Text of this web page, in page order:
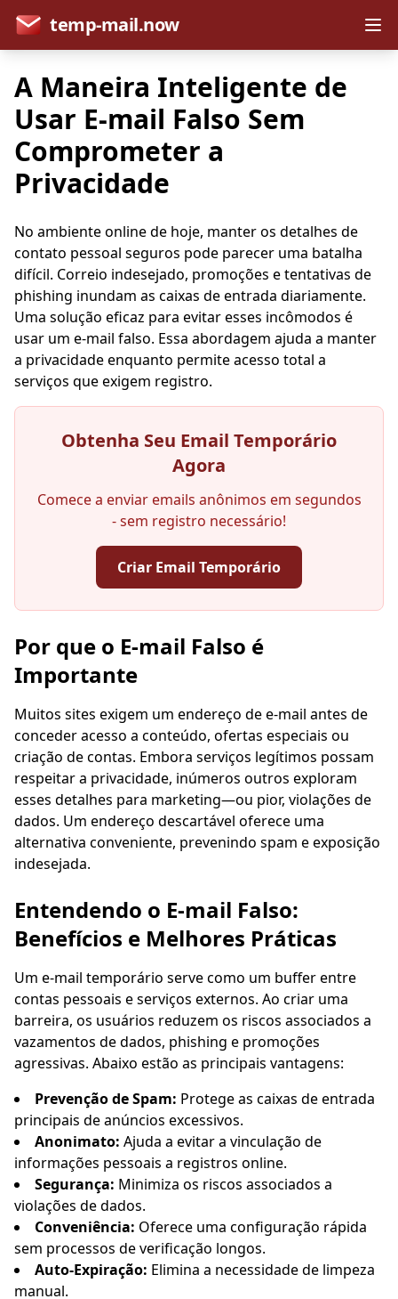
temp-mail.now
A Maneira Inteligente de
Usar E-mail Falso Sem
Comprometer a
Privacidade
No ambiente online de hoje, manter os detalhes de
contato pessoal seguros pode parecer uma batalha
difícil. Correio indesejado, promoções e tentativas de
phishing inundam as caixas de entrada diariamente.
Uma solução eficaz para evitar esses incômodos é
usar um e-mail falso. Essa abordagem ajuda a manter
a privacidade enquanto permite acesso total a
serviços que exigem registro.
Obtenha Seu Email Temporário
Agora
Comece a enviar emails anônimos em segundos
- sem registro necessário!
Criar Email Temporário
Seu endereço de e-mail temporário:
Copiar QR
Próxima atualização em15segundos
Remetente
Aguardando e-mails recebidos...
Atualizar
Por que o E-mail Falso é
Importante
Muitos sites exigem um endereço de e-mail antes de
conceder acesso a conteúdo, ofertas especiais ou
criação de contas. Embora serviços legítimos possam
respeitar a privacidade, inúmeros outros exploram
esses detalhes para marketing—ou pior, violações de
dados. Um endereço descartável oferece uma
alternativa conveniente, prevenindo spam e exposição
indesejada.
Entendendo o E-mail Falso:
Benefícios e Melhores Práticas
Um e-mail temporário serve como um buffer entre
contas pessoais e serviços externos. Ao criar uma
barreira, os usuários reduzem os riscos associados a
vazamentos de dados, phishing e promoções
agressivas. Abaixo estão as principais vantagens:
Prevenção de Spam: Protege as caixas de entrada
principais de anúncios excessivos.
Anonimato: Ajuda a evitar a vinculação de
informações pessoais a registros online.
Segurança: Minimiza os riscos associados a
violações de dados.
Conveniência: Oferece uma configuração rápida
sem processos de verificação longos.
Auto-Expiração: Elimina a necessidade de limpeza
manual.